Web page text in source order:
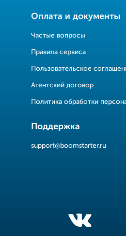
Оплата и документы
Частые вопросы
Правила сервиса
Пользовательское
Агентский договор
Политика обработки
Поддержка
support@boomstarter.ru